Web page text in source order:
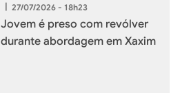
| 27/07/2026 - 18h23
Jovem é preso com revólver
durante abordagem em Xaxim